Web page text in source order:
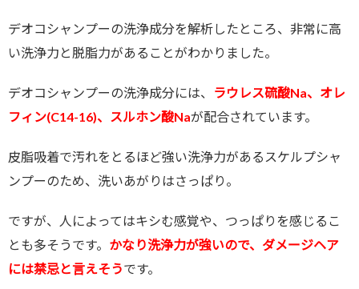
デオコシャンプーの洗浄成分を解析したところ、 非常に高
い洗浄力と脱脂力があることがわかりました。
デオコシャンプーの洗浄成分には、
ラウレス硫酸Na、オレ
フィン(C14-16)、スルホン酸Naが配合されています。
皮脂吸着で汚れをとるほど強い洗浄力があるスケルプシャ
ンプーのため、洗いあがりはさっぱり。
ですが、人によってはキシむ感覚や、つっぱりを感じるこ
とも多そうです。 かなり洗浄力が強いので、ダメージヘア
には禁忌と言えそうです。